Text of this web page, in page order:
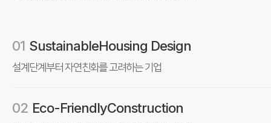
01 SustainableHousing Design
설계단계부터 자연친화를 고려하는 기업
02 Eco-FriendlyConstruction